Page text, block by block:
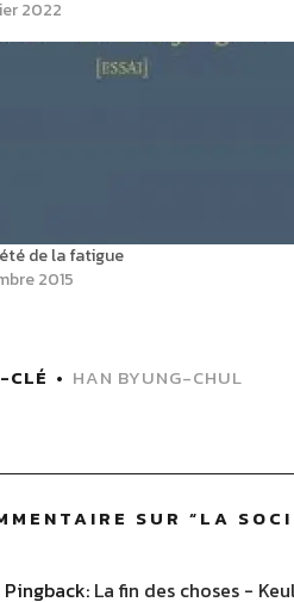
2022
de la fatigue
2015
CLÉ HAN BYUNG-CHUL
SUR “LA
Pingback: La fin des choses -